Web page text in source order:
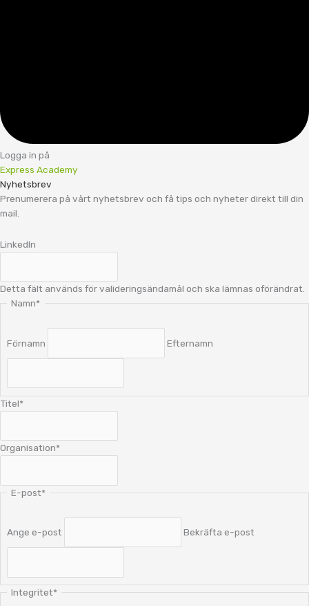
Logga in på
Express Academy
Nyhetsbrev
Prenumerera på vårt nyhetsbrev och få tips och nyheter direkt till din
mail.
LinkedIn
Detta fält används för valideringsändamål och ska lämnas oförändrat.
Namn*
Förnamn Efternamn
Titel*
Organisation*
E-post*
Ange e-post Bekräfta e-post
Integritet*